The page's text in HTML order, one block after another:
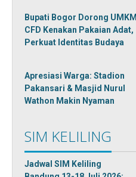
Bupati Bogor Dorong UMKM
CFD Kenakan Pakaian Adat,
Perkuat Identitas Budaya
Apresiasi Warga: Stadion
Pakansari & Masjid Nurul
Wathon Makin Nyaman
SIM KELILING
Jadwal SIM Keliling